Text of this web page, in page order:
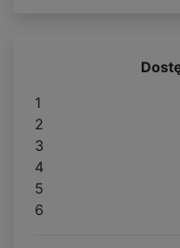
1
2
3
4
5
6